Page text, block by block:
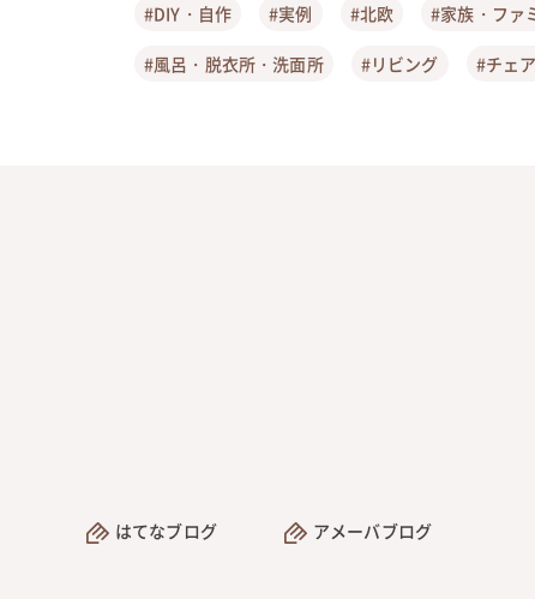
#DIY・自作 #実例 #北欧 #家族・ファ
#風呂・脱衣所・洗面所 #リビング #チェ
はてなブログ アメーバブログ